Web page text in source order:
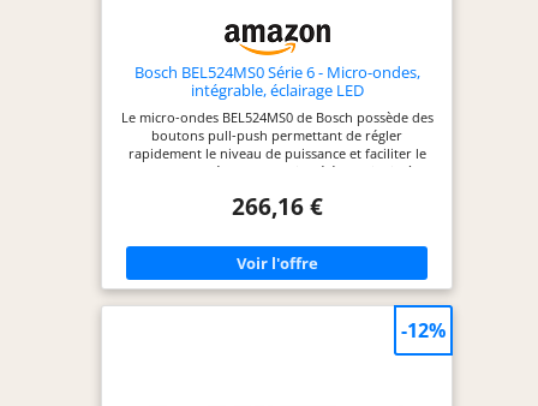
Bosch BEL524MS0 Série 6 - Micro-ondes,
intégrable, éclairage LED
Le micro-ondes BEL524MS0 de Bosch possède des
boutons pull-push permettant de régler
rapidement le niveau de puissance et faciliter le
nettoyage Possédant un design élégant, il s'intègre
mircro-ondes encastrable de Bosch, décongeler,
Le micro-ondes est doté d'une cavité de 20L
pouvant faire chauffer ou décongéler des aliments
ayant une taille importante Livraison : 1x Micro-
ondes encastrable Série 6
266,16 €
-12%